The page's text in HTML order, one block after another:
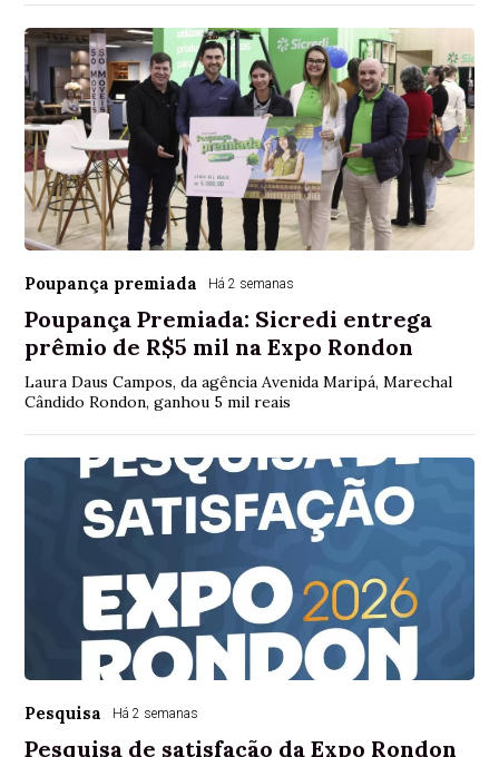
Poupança premiada Há 2 semanas
Poupança Premiada: Sicredi entrega
prêmio de R$5 mil na Expo Rondon
Laura Daus Campos, da agência Avenida Maripá, Marechal
Cândido Rondon, ganhou 5 mil reais
Pesquisa Há 2 semanas
Pesquisa de satisfação da Expo Rondon